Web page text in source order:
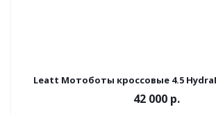
Leatt Мотоботы кроссовые 4.5
42 000 р.